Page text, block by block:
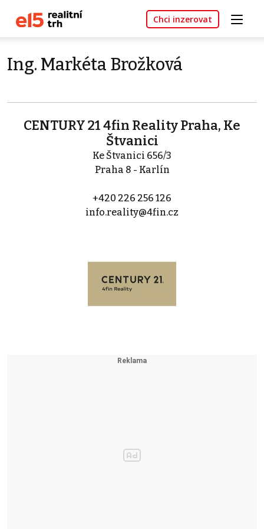
Chci inzerovat
Ing. Markéta Brožková
CENTURY 21 4fin Reality Praha, Ke
Štvanici
Ke Štvanici 656/3
Praha 8 - Karlín
+420 226 256 126
info.reality@4fin.cz